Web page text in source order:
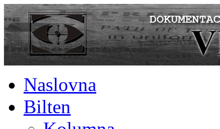
Naslovna
Bilten